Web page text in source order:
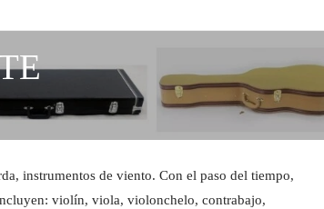
instrumentos de viento. Con el paso del tiempo,
violín, viola, violonchelo, contrabajo,